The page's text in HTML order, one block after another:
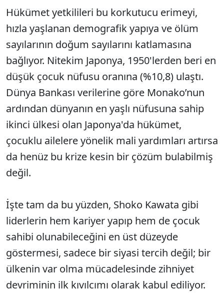
Hükümet yetkilileri bu korkutucu erimeyi,
hızla yaşlanan demografik yapıya ve ölüm
sayılarının doğum sayılarını katlamasına
bağlıyor. Nitekim Japonya, 1950'lerden beri en
düşük çocuk nüfusu oranına (%10,8) ulaştı.
Dünya Bankası verilerine göre Monako’nun
ardından dünyanın en yaşlı nüfusuna sahip
ikinci ülkesi olan Japonya'da hükümet,
çocuklu ailelere yönelik mali yardımları artırsa
da henüz bu krize kesin bir çözüm bulabilmiş
değil.
İşte tam da bu yüzden, Shoko Kawata gibi
liderlerin hem kariyer yapıp hem de çocuk
sahibi olunabileceğini en üst düzeyde
göstermesi, sadece bir siyasi tercih değil; bir
ülkenin var olma mücadelesinde zihniyet
devriminin ilk kıvılcımı olarak kabul ediliyor.